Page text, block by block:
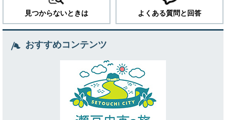
見つからないときは よくある質問と回答
おすすめコンテンツ